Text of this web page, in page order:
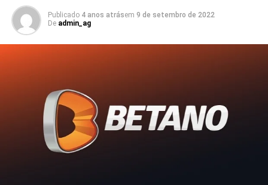
Publicado 4 anos atrásem 9 de setembro de 2022
De admin_ag